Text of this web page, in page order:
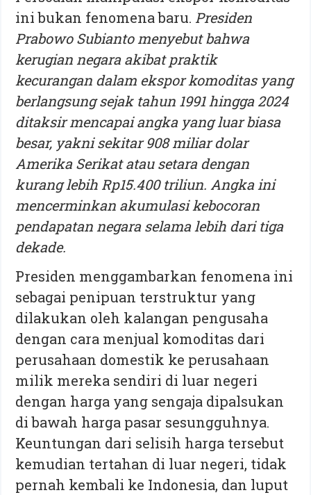
ini bukan fenomena baru. Presiden
Prabowo Subianto menyebut bahwa
kerugian negara akibat praktik
kecurangan dalam ekspor komoditas yang
berlangsung sejak tahun 1991 hingga 2024
ditaksir mencapai angka yang luar biasa
besar, yakni sekitar 908 miliar dolar
Amerika Serikat atau setara dengan
kurang lebih Rp15.400 triliun. Angka ini
mencerminkan akumulasi kebocoran
pendapatan negara selama lebih dari tiga
dekade.
Presiden menggambarkan fenomena ini
sebagai penipuan terstruktur yang
dilakukan oleh kalangan pengusaha
dengan cara menjual komoditas dari
perusahaan domestik ke perusahaan
milik mereka sendiri di luar negeri
dengan harga yang sengaja dipalsukan
di bawah harga pasar sesungguhnya.
Keuntungan dari selisih harga tersebut
kemudian tertahan di luar negeri, tidak
pernah kembali ke Indonesia, dan luput